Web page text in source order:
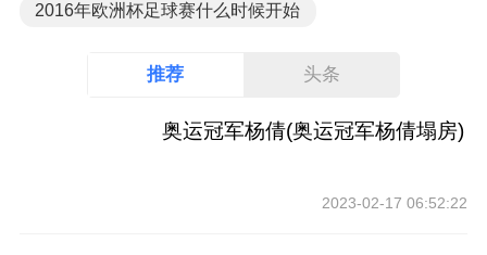
2016年欧洲杯足球赛什么时候开始
推荐 头条
奥运冠军杨倩(奥运冠军杨倩塌房)
2023-02-17 06:52:22